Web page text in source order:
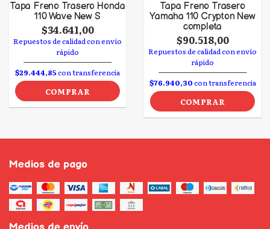
Tapa Freno Trasero Honda
110 Wave New S
$34.641,00
Repuestos de calidad con envío
rápido
$29.444,85con transferencia
COMPRAR
Tapa Freno Trasero
Yamaha 110 Crypton New
completa
$90.518,00
Repuestos de calidad con envío
rápido
$76.940,30con transferencia
COMPRAR
Medios de pago